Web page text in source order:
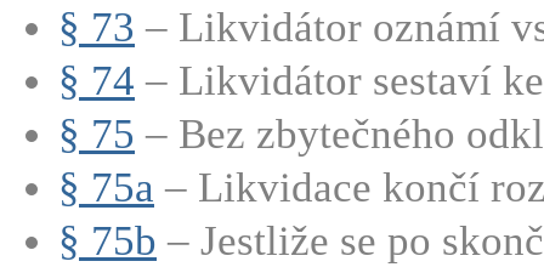
§ 73 – Likvidátor oznámí
§ 74 – Likvidátor sestaví
§ 75 – Bez zbytečného
§ 75a – Likvidace končí
§ 75b – Jestliže se po